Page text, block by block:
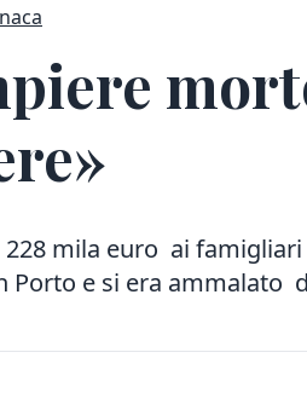
mila euro ai
Porto e si era ammalato